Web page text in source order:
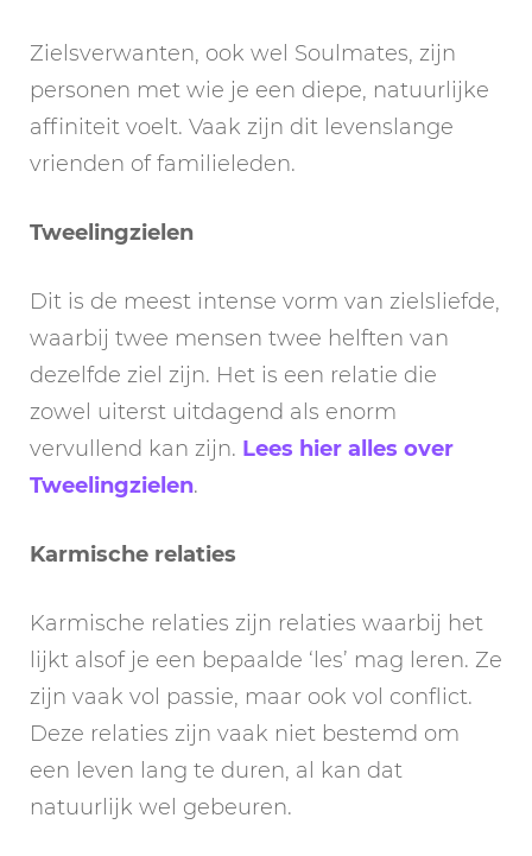
Zielsverwanten, ook wel Soulmates, zijn
personen met wie je een diepe, natuurlijke
affiniteit voelt. Vaak zijn dit levenslange
vrienden of familieleden.
Tweelingzielen
Dit is de meest intense vorm van zielsliefde,
waarbij twee mensen twee helften van
dezelfde ziel zijn. Het is een relatie die
zowel uiterst uitdagend als enorm
vervullend kan zijn. Lees hier alles over
Tweelingzielen.
Karmische relaties
Karmische relaties zijn relaties waarbij het
lijkt alsof je een bepaalde ‘les’ mag leren. Ze
zijn vaak vol passie, maar ook vol conflict.
Deze relaties zijn vaak niet bestemd om
een leven lang te duren, al kan dat
natuurlijk wel gebeuren.